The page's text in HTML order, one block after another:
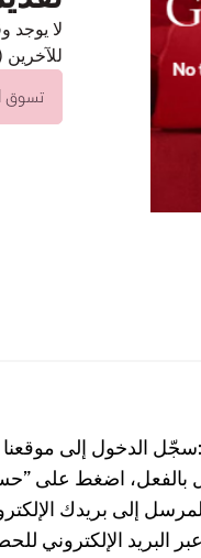
لا
تسوق
الدخول إلى موقعنا
اضغط على
المرسل إلى بريدك
البريد الإلكتروني